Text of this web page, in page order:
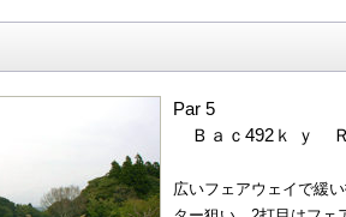
Par 5
Ｂａｃ492ｋ ｙ
広いフェアウェイで緩